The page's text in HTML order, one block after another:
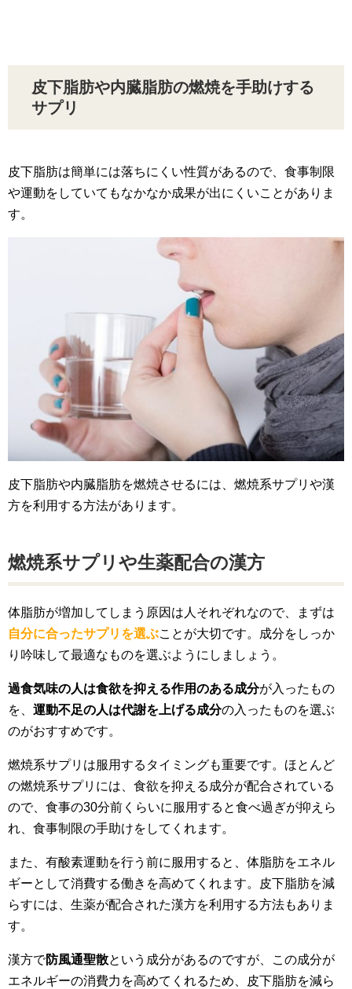
皮下脂肪や内臓脂肪の燃焼を手助けする
サプリ
皮下脂肪は簡単には落ちにくい性質があるので、食事制限
や運動をしていてもなかなか成果が出にくいことがありま
す。
皮下脂肪や内臓脂肪を燃焼させるには、燃焼系サプリや漢
方を利用する方法があります。
燃焼系サプリや生薬配合の漢方
体脂肪が増加してしまう原因は人それぞれなので、まずは
自分に合ったサプリを選ぶことが大切です。成分をしっか
り吟味して最適なものを選ぶようにしましょう。
過食気味の人は食欲を抑える作用のある成分が入ったもの
を、 運動不足の人は代謝を上げる成分の入ったものを選ぶ
のがおすすめです。
燃焼系サプリは服用するタイミングも重要です。ほとんど
の燃焼系サプリには、食欲を抑える成分が配合されている
ので、食事の30分前くらいに服用すると食べ過ぎが抑えら
れ、食事制限の手助けをしてくれます。
また、有酸素運動を行う前に服用すると、体脂肪をエネル
ギーとして消費する働きを高めてくれます。皮下脂肪を減
らすには、生薬が配合された漢方を利用する方法もありま
す。
漢方で防風通聖散という成分があるのですが、この成分が
エネルギーの消費力を高めてくれるため、皮下脂肪を減ら